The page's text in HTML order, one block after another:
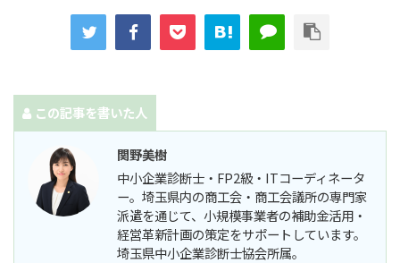
この記事を書いた人
関野美樹
中小企業診断士・FP2級・ITコーディネータ
ー。埼玉県内の商工会・商工会議所の専門家
派遣を通じて、小規模事業者の補助金活用・
経営革新計画の策定をサポートしています。
埼玉県中小企業診断士協会所属。